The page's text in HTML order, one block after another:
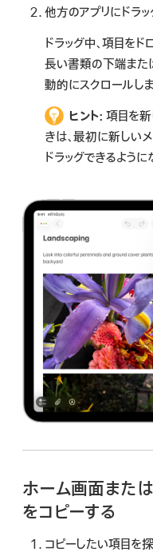
他方のアプリにドラッ
ドラッグ中、項目を
長い書類の下端また
動的にスクロールしま
ヒント: 項目を新
きは、最初に新しい
ドラッグできるように
ホーム画面また
をコピーする
コピーしたい項目を